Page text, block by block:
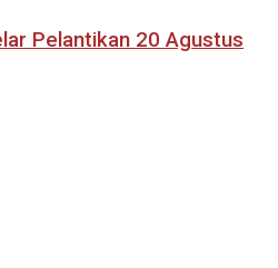
Pelantikan 20 Agustus